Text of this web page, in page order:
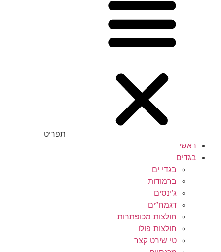
תפריט
ראשי
בגדים
בגדי ים
ברמודות
ג’ינסים
דגמח”ים
חולצות מכופתרות
חולצות פולו
טי שירט קצר